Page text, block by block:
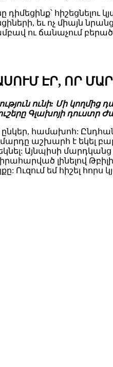
հիշեցնելու
եւ ոչ միայն
ու ճանաչում
ԷՐ, ՈՐ
ունի: Մի
Գլախոյի
ընկեր, համախոհ:
աշխարհ է եկել
Այնպիսի
լինելով
Ուզում եմ հիշել հորս